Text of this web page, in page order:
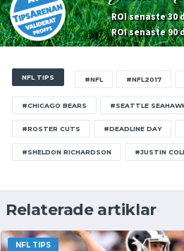
ROI senaste 30
ROI senaste 90
NFL TIPS #NFL #NFL2017
#CHICAGO BEARS #SEATTLE
#ROSTER CUTS #DEADLINE DAY
#SHELDON RICHARDSON #JUSTIN
Relaterade artiklar
NFL TIPS